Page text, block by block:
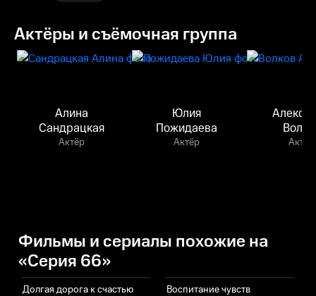
Актёры и съёмочная группа
Алина
Сандрацкая
Актёр
Юлия
Пожидаева
Актёр Актёр
Фильмы и сериалы похожие на
«Серия 66»
Долгая дорога к счастью Воспитание чувств